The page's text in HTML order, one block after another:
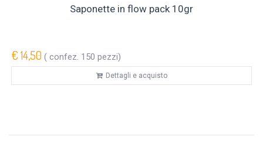
Saponette in flow pack 10gr
€ 14,50 ( confez. 150 pezzi)
Dettagli e acquisto